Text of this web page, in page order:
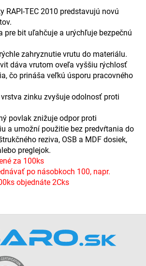
RAPI-TEC 2010 predstavujú novú
pre bit uľahčuje a urýchľuje bezpečnú
zahryznutie vrutu do materiálu.
dáva vrutom oveľa vyššiu rýchlosť
čo prináša veľkú úsporu pracovného
zinku zvyšuje odolnosť proti
povlak znižuje odpor proti
a umožní použitie bez predvŕtania do
reziva, OSB a MDF dosiek,
preglejok.
za 100ks
po násobkoch 100, napr.
objednáte 2Cks